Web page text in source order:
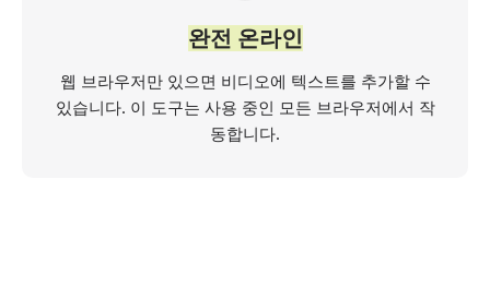
완전 온라인
웹 브라우저만 있으면 비디오에 텍스트를 추가할 수
있습니다. 이 도구는 사용 중인 모든 브라우저에서 작
동합니다.